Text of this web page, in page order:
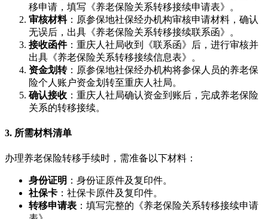
移申请，填写《养老保险关系转移接续申请表》。
审核材料：原参保地社保经办机构审核申请材料，确认
无误后，出具《养老保险关系转移接续联系函》。
接收函件：重庆人社局收到《联系函》后，进行审核并
出具《养老保险关系转移接续信息表》。
资金划转：原参保地社保经办机构将参保人员的养老保
险个人账户资金划转至重庆人社局。
确认接收 ：重庆人社局确认资金到账后，完成养老保险
关系的转移接续。
3. 所需材料清单
办理养老保险转移手续时，需准备以下材料：
身份证明 ：身份证原件及复印件。
社保卡 ：社保卡原件及复印件。
转移申请表 ：填写完整的《养老保险关系转移接续申请